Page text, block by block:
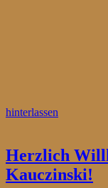
hinterlassen
Herzlich
Kauczinski!